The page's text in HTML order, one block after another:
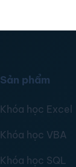
Sản phẩm
Khóa học Excel
Khóa học VBA
Khóa học SQL